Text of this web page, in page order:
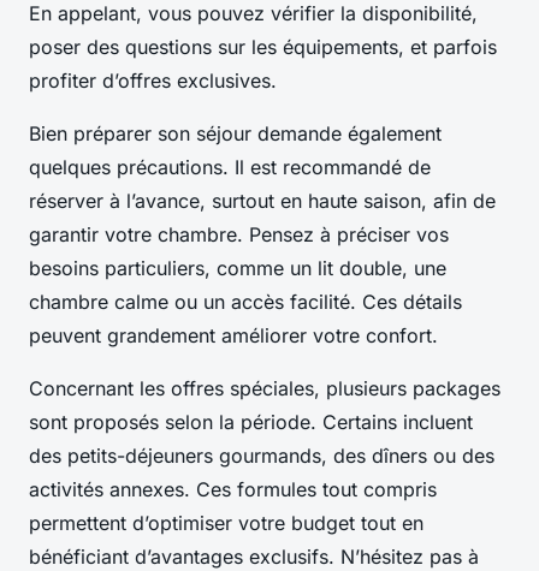
En appelant, vous pouvez vérifier la disponibilité,
poser des questions sur les équipements, et parfois
profiter d’offres exclusives.
Bien préparer son séjour demande également
quelques précautions. Il est recommandé de
réserver à l’avance, surtout en haute saison, afin de
garantir votre chambre. Pensez à préciser vos
besoins particuliers, comme un lit double, une
chambre calme ou un accès facilité. Ces détails
peuvent grandement améliorer votre confort.
Concernant les offres spéciales, plusieurs packages
sont proposés selon la période. Certains incluent
des petits-déjeuners gourmands, des dîners ou des
activités annexes. Ces formules tout compris
permettent d’optimiser votre budget tout en
bénéficiant d’avantages exclusifs. N’hésitez pas à